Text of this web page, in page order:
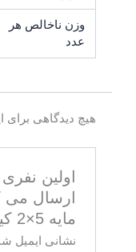
وزن ناخالص هر
عدد
هیچ دیدگاهی
اولین
ارسال می
مایه 5×2 کیلوگرم ناب مایه”
نشانی ایمیل